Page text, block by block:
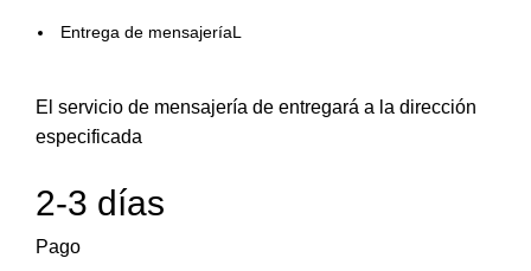
Entrega de mensajeríaL
El servicio de mensajería de entregará a la dirección
especificada
2-3 días
Pago